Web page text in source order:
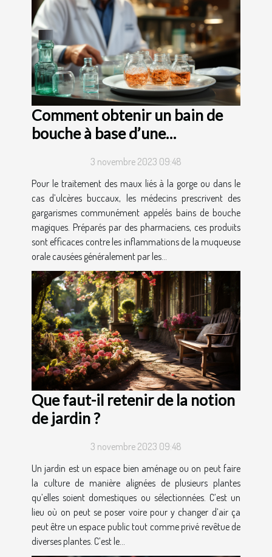
Comment obtenir un bain de
bouche à base d’une
3 novembre 2023 09:48
Pour le traitement des maux liés à la gorge ou dans le
cas d’ulcères buccaux, les médecins prescrivent des
gargarismes communément appelés bains de bouche
magiques. Préparés par des pharmaciens, ces produits
sont efficaces contre les inflammations de la muqueuse
orale causées généralement par les...
Que faut-il retenir de la notion
de jardin ?
3 novembre 2023 09:48
Un jardin est un espace bien aménage ou on peut faire
la culture de manière alignées de plusieurs plantes
qu’elles soient domestiques ou sélectionnées. C’est un
lieu où on peut se poser voire pour y changer d’air ça
peut être un espace public tout comme privé revêtue de
diverses plantes. C’est le...